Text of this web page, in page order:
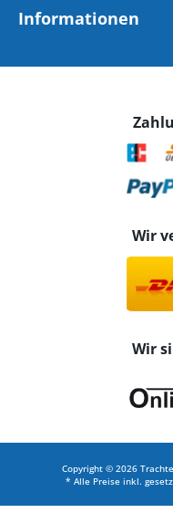
Informationen
Wir
Wir
Copyright © 2026
* Alle Preise inkl.